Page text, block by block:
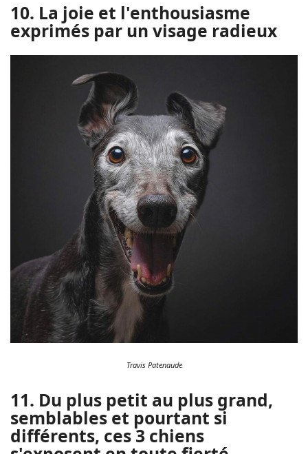
10. La joie et l'enthousiasme
exprimés par un visage radieux
Travis Patenaude
11. Du plus petit au plus grand,
semblables et pourtant si
différents, ces 3 chiens